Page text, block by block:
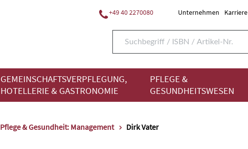
+49 40 2270080 Unternehmen Karriere
GEMEINSCHAFTSVERPFLEGUNG,
HOTELLERIE & GASTRONOMIE
PFLEGE &
GESUNDHEITSWESEN
Pflege & Gesundheit: Management Dirk Vater